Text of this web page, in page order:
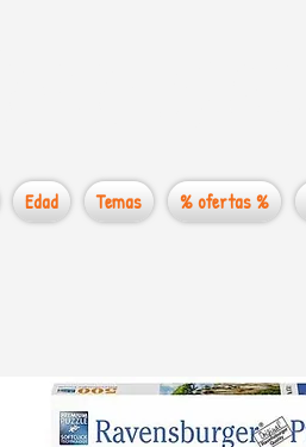
Edad Temas % ofertas %